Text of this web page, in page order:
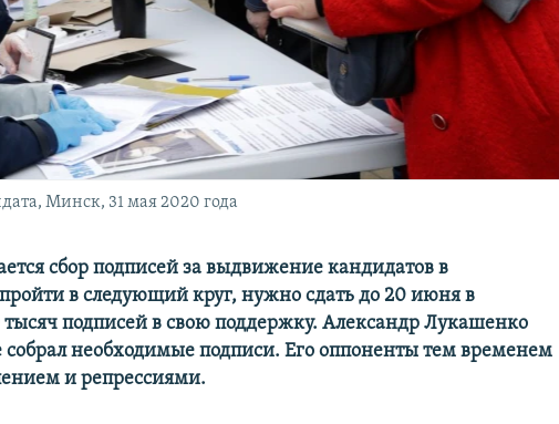
Минск, 31 мая 2020 года
сбор подписей за выдвижение кандидатов в
в следующий круг, нужно сдать до 20 июня в
подписей в свою поддержку. Александр Лукашенко
собрал необходимые подписи. Его оппоненты тем временем
и репрессиями.